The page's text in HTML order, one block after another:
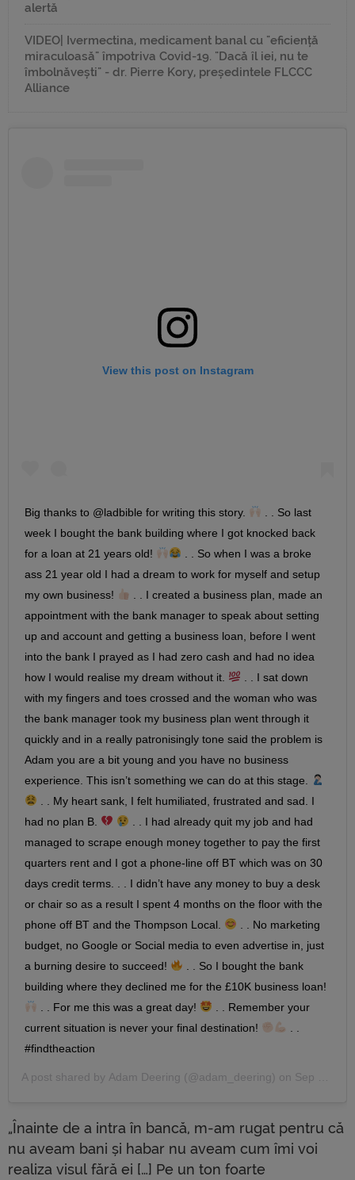
alertă
VIDEO| Ivermectina, medicament banal cu "eficiență
miraculoasă" împotriva Covid-19. "Dacă îl iei, nu te
îmbolnăvești" - dr. Pierre Kory, președintele FLCCC
Alliance
View this post on Instagram
Big thanks to @ladbible for writing this story.
. . So last
week I bought the bank building where I got knocked back
for a loan at 21 years old!
. . So when I was a broke
ass 21 year old I had a dream to work for myself and setup
my own business!
. . I created a business plan, made an
appointment with the bank manager to speak about setting
up and account and getting a business loan, before I went
into the bank I prayed as I had zero cash and had no idea
how I would realise my dream without it.
. . I sat down
with my fingers and toes crossed and the woman who was
the bank manager took my business plan went through it
quickly and in a really patronisingly tone said the problem is
Adam you are a bit young and you have no business
experience. This isn’t something we can do at this stage.
. . My heart sank, I felt humiliated, frustrated and sad. I
had no plan B.
. . I had already quit my job and had
managed to scrape enough money together to pay the first
quarters rent and I got a phone-line off BT which was on 30
days credit terms. . . I didn’t have any money to buy a desk
or chair so as a result I spent 4 months on the floor with the
phone off BT and the Thompson Local.
. . No marketing
budget, no Google or Social media to even advertise in, just
a burning desire to succeed!
. . So I bought the bank
building where they declined me for the £10K business loan!
. . For me this was a great day!
. . Remember your
current situation is never your final destination!
#findtheaction
A post shared by Adam Deering (@adam_deering) on Sep 29, 2020 at 11:25am PDT
„Înainte de a intra în bancă, m-am rugat pentru că
nu aveam bani și habar nu aveam cum îmi voi
realiza visul fără ei […] Pe un ton foarte